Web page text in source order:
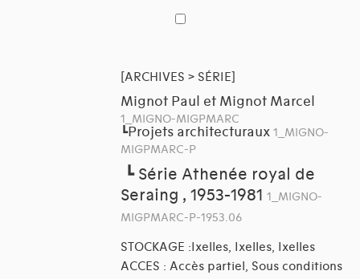
[ARCHIVES > SÉRIE]
Mignot Paul et Mignot Marcel
1_MIGNO-MIGPMARC
┗Projets architecturaux 1_MIGNO-
MIGPMARC-P
┗ Série Athenée royal de
Seraing , 1953-1981 1_MIGNO-
MIGPMARC-P-1953.06
STOCKAGE :Ixelles, Ixelles, Ixelles
ACCES : Accès partiel, Sous conditions